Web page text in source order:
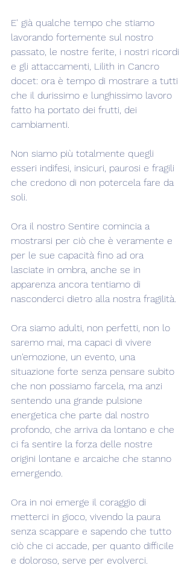
E' già qualche tempo che stiamo
lavorando fortemente sul nostro
passato, le nostre ferite, i nostri ricordi
e gli attaccamenti, Lilith in Cancro
docet: ora è tempo di mostrare a tutti
che il durissimo e lunghissimo lavoro
fatto ha portato dei frutti, dei
cambiamenti.
Non siamo più totalmente quegli
esseri indifesi, insicuri, paurosi e fragili
che credono di non potercela fare da
soli.
Ora il nostro Sentire comincia a
mostrarsi per ciò che è veramente e
per le sue capacità fino ad ora
lasciate in ombra, anche se in
apparenza ancora tentiamo di
nasconderci dietro alla nostra fragilità.
Ora siamo adulti, non perfetti, non lo
saremo mai, ma capaci di vivere
un'emozione, un evento, una
situazione forte senza pensare subito
che non possiamo farcela, ma anzi
sentendo una grande pulsione
energetica che parte dal nostro
profondo, che arriva da lontano e che
ci fa sentire la forza delle nostre
origini lontane e arcaiche che stanno
emergendo.
Ora in noi emerge il coraggio di
metterci in gioco, vivendo la paura
senza scappare e sapendo che tutto
ciò che ci accade, per quanto difficile
e doloroso, serve per evolverci.